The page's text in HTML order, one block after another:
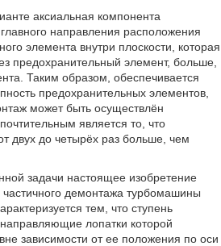
аксиальная компонента
направления расположения
элемента внутри плоскости, которая
предохранительный элемент, больше,
Таким образом, обеспечивается
предохранительных элементов,
может быть осуществлён
является то, что
двух до четырёх раз больше, чем
задачи настоящее изобретение
частичного демонтажа турбомашины
тем, что ступень
лопатки которой
зависимости от ее положения по оси